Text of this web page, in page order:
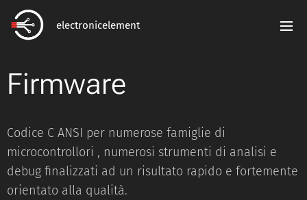
electronicelement
Firmware
Codice C ANSI per numerose famiglie di
microcontrollori , numerosi strumenti di analisi e
debug finalizzati ad un risultato rapido e fortemente
orientato alla qualità.